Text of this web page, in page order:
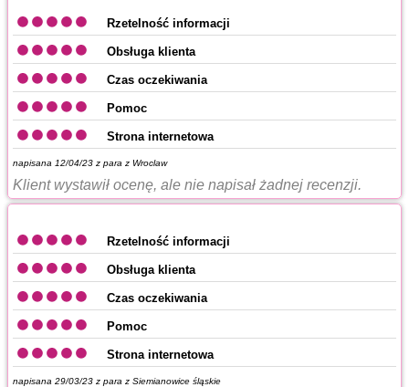
Rzetelność informacji
Obsługa klienta
Czas oczekiwania
Pomoc
Strona internetowa
napisana 12/04/23 z para z Wroclaw
Klient wystawił ocenę, ale nie napisał żadnej recenzji.
Rzetelność informacji
Obsługa klienta
Czas oczekiwania
Pomoc
Strona internetowa
napisana 29/03/23 z para z Siemianowice śląskie